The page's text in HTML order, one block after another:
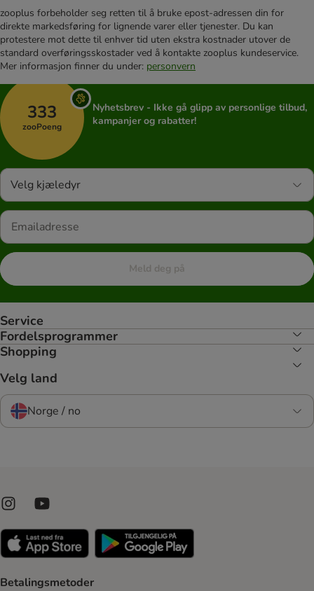
zooplus forbeholder seg retten til å bruke epost-adressen din for
direkte markedsføring for lignende varer eller tjenester. Du kan
protestere mot dette til enhver tid uten ekstra kostnader utover de
standard overføringsskostader ved å kontakte zooplus kundeservice.
Mer informasjon finner du under: personvern
333
zooPoeng
Nyhetsbrev - Ikke gå glipp av personlige tilbud,
kampanjer og rabatter!
Velg kjæledyr
Meld deg på
Service
Fordelsprogrammer
Shopping
Velg land
Norge / no
Betalingsmetoder